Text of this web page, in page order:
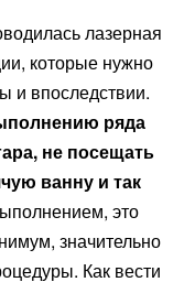
лазерная
которые нужно
и впоследствии.
ряда
не посещать
ванну и так
это
значительно
Как вести